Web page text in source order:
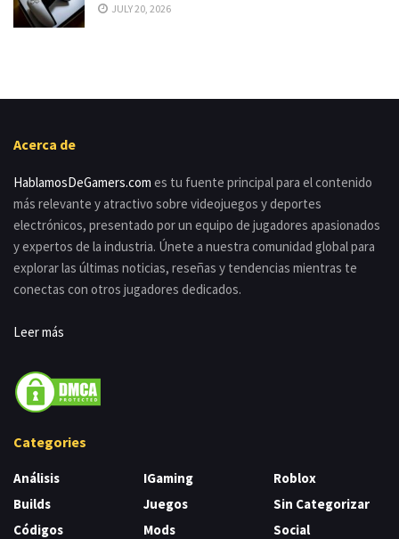
JULY 20, 2026
Acerca de
HablamosDeGamers.com es tu fuente principal para el contenido
más relevante y atractivo sobre videojuegos y deportes
electrónicos, presentado por un equipo de jugadores apasionados
y expertos de la industria. Únete a nuestra comunidad global para
explorar las últimas noticias, reseñas y tendencias mientras te
conectas con otros jugadores dedicados.
Leer más
Categories
Análisis
Builds
Códigos
IGaming
Juegos
Mods
Roblox
Sin Categorizar
Social